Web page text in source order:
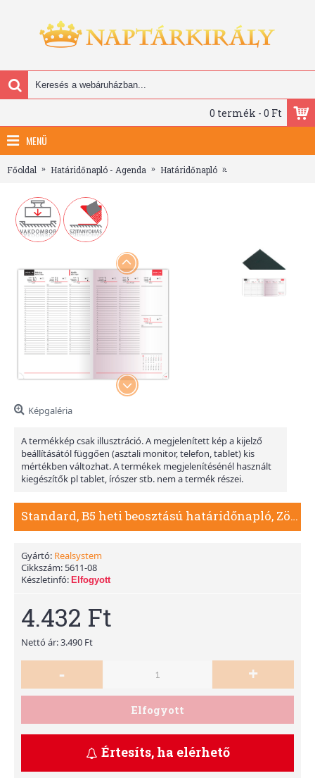
0 termék - 0 Ft
MENÜ
Főoldal Határidőnapló - Agenda Határidőnapló
Képgaléria
A termékkép csak illusztráció. A megjelenített kép a kijelző
beállításától függően (asztali monitor, telefon, tablet) kis
mértékben változhat. A termékek megjelenítésénél használt
kiegészítők pl tablet, írószer stb. nem a termék részei.
Standard, B5 heti beosztású határidőnapló, Zöld
Gyártó: Realsystem
Cikkszám: 5611-08
Készletinfó: Elfogyott
4.432 Ft
Nettó ár: 3.490 Ft
- +
Elfogyott
Értesíts, ha elérhető